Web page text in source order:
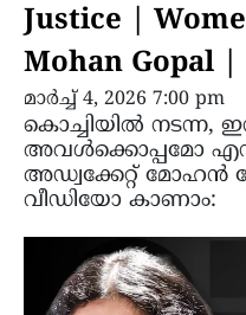
Justice |
Mohan Gopal |
മാർച്ച്‌ 4, 2026 7:00 pm
കൊച്ചിയിൽ നടന്ന,
അവൾക്കൊപ്പമോ
അഡ്വക്കേറ്റ് മോഹൻ
വീഡിയോ കാണാം: